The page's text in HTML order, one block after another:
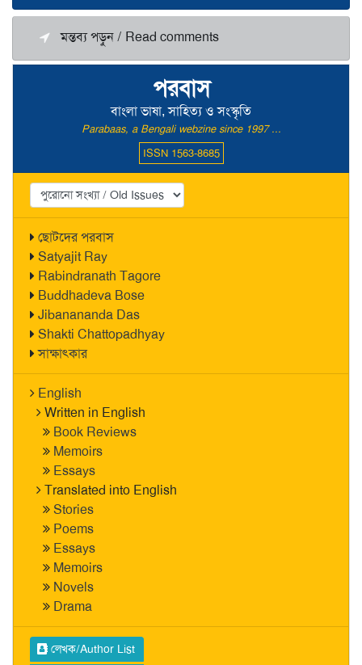
পরবাস
বাংলা ভাষা, সাহিত্য ও সংস্কৃতি
Parabaas, a Bengali webzine since 1997 ...
ISSN 1563-8685
ছোটদের পরবাস
Satyajit Ray
Rabindranath Tagore
Buddhadeva Bose
Jibanananda Das
Shakti Chattopadhyay
সাক্ষাৎকার
English
Written in English
Book Reviews
Memoirs
Essays
Translated into English
Stories
Poems
Essays
Memoirs
Novels
Drama
লেখক/Author List
মন্তব্য পড়ুন / Read comments